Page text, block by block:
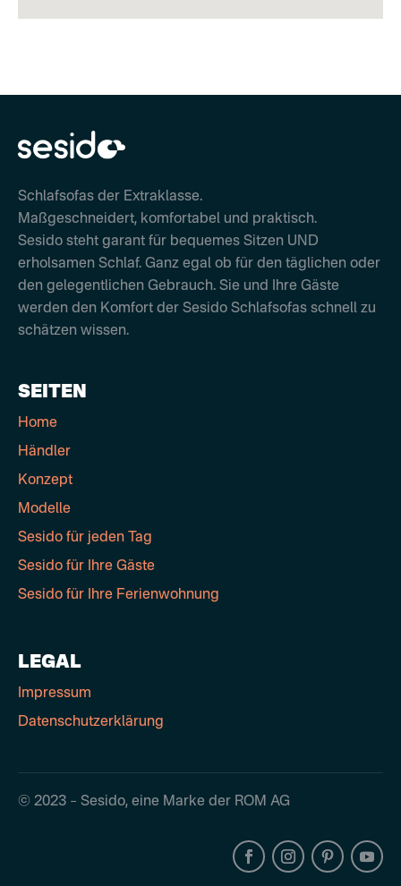
Schlafsofas der Extraklasse.
Maßgeschneidert, komfortabel und praktisch.
Sesido steht garant für bequemes Sitzen UND
erholsamen Schlaf. Ganz egal ob für den täglichen oder
den gelegentlichen Gebrauch. Sie und Ihre Gäste
werden den Komfort der Sesido Schlafsofas schnell zu
schätzen wissen.
SEITEN
Home
Händler
Konzept
Modelle
Sesido für jeden Tag
Sesido für Ihre Gäste
Sesido für Ihre Ferienwohnung
LEGAL
Impressum
Datenschutzerklärung
© 2023 – Sesido, eine Marke der ROM AG